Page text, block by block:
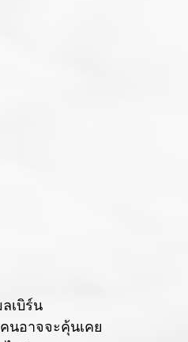
เบิร์น
นอาจจะคุ้นเคย